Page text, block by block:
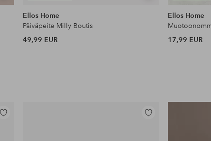
samankaltaisia
Ellos Home
Päiväpeite Milly Boutis
49,99 EUR
Ellos Home
17,99 EUR
Lisää
Lisää